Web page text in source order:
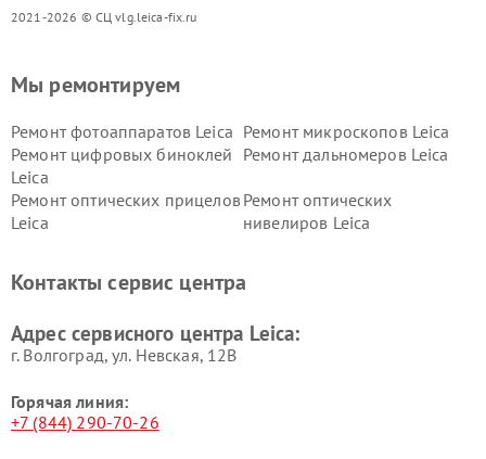
2021-2026 © СЦ vlg.leica-fix.ru
Мы ремонтируем
Ремонт фотоаппаратов Leica Ремонт микроскопов Leica
Ремонт цифровых биноклей
Leica
Ремонт дальномеров Leica
Ремонт оптических прицелов
Leica
Ремонт оптических
нивелиров Leica
Контакты сервис центра
Адрес сервисного центра Leica:
г. Волгоград, ул. Невская, 12В
Горячая линия:
+7 (844) 290-70-26